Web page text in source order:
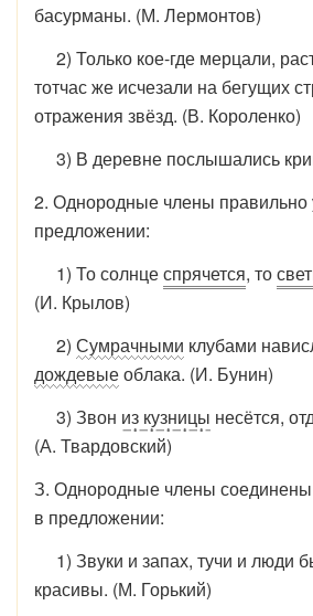
басурманы. (М. Лермонтов)
2) Только кое-где мерцали,
тотчас же ис­чезали на бегущих
отражения звёзд. (В. Короленко)
3) В деревне послышались
2. Однородные члены правильно
предложении:
1) То солнцеспрячется, то
(И. Кры­лов)
2) Сумрачными клубами
дождевыеоб­лака. (И. Бунин)
3) Звон из кузницы несётся,
(А. Твар­довский)
З. Однородные члены
в предло­жении:
1) Звуки и запах, тучи и люди
красивы. (М. Горький)